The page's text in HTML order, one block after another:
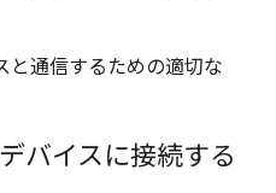
と通信するための適切な
バイスに接続する